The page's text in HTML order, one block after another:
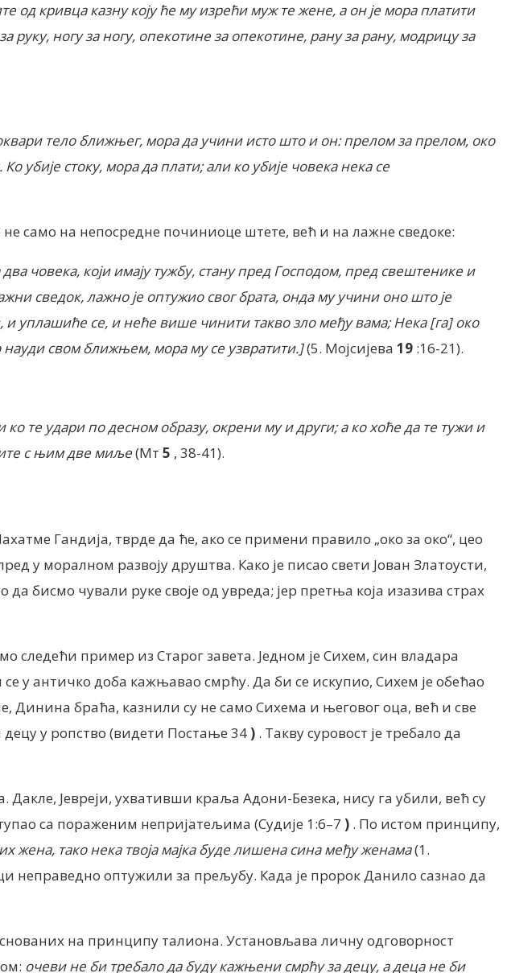
од кривца казну коју ће му изрећи муж те жене, а он је мора платити
руку, ногу за ногу, опекотине за опекотине, рану за рану, модрицу за
тело ближњег, мора да учини исто што и он: прелом за прелом, око
Ко убије стоку, мора да плати;али ко убије човека нека се
само на непосредне починиоце штете, већ и на лажне сведоке:
човека, који имају тужбу, стану пред Господом, пред свештенике и
сведок, лажно је оптужио свог брата, онда му учини оно што је
и уплашиће се, и неће више чинити такво зло међу вама; Нека [га] око
науди свом ближњем, мора му се узвратити.](5. Мојсијева 19 :16-21).
те удари по десном образу, окрени му и други; а ко хоће да те тужи и
с њим две миље(Мт 5 , 38-41).
Гандија, тврде да ће, ако се примени правило „око за око“, цео
у моралном развоју друштва. Како је писао свети Јован Златоусти,
бисмо чували руке своје од увреда; јер претња која изазива страх
пример из Старог завета. Једном је Сихем, син владара
се у античко доба кажњавао смрћу. Да би се искупио, Сихем је обећао
Динина браћа, казнили су не само Сихема и његовог оца, већ и све
у ропство (видети Постање 34) . Такву суровост је требало да
Јевреји, ухвативши краља Адони-Безека, нису га убили, већ су
са пораженим непријатељима (Судије 1:6–7 ) . По истом принципу,
жена, тако нека твоја мајка буде лишена сина међу женама(1.
неправедно оптужили за прељубу. Када је пророк Данило сазнао да
на принципу талиона. Установљава личну одговорност
очеви не би требало да буду кажњени смрћу за децу, а деца не би